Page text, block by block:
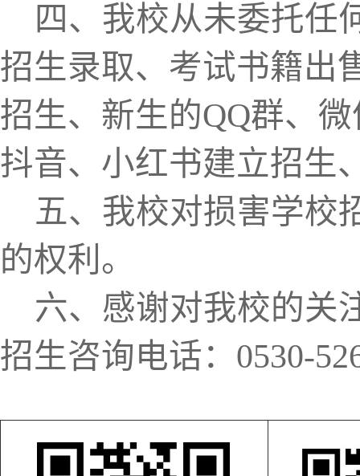
四、我校从未委托任
招生录取、考试书籍出
招生、 新生的QQ群、
抖音、小红书建立招生
五、我校对损害学校
的权利。
六、感谢对我校的关
招生咨询电话： 0530-